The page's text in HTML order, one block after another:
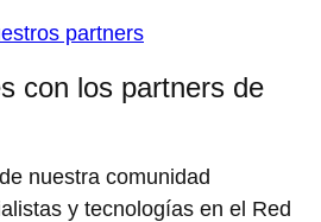
partners
con los partners de
nuestra comunidad
y tecnologías en el Red